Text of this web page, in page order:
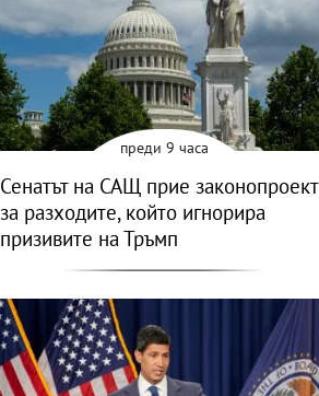
преди 9 часа
Сенатът на САЩ прие законопроект
за разходите, който игнорира
призивите на Тръмп